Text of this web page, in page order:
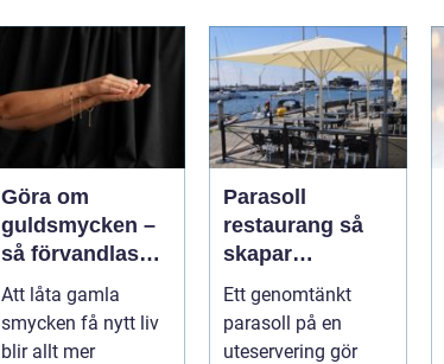
Göra om
guldsmycken –
så förvandlas
minnen till nya
favoriter
Att låta gamla
smycken få nytt liv
blir allt mer
Parasoll
restaurang så
skapar
uteserveringen
rätt känsla året
runt
Ett genomtänkt
parasoll på en
uteservering gör